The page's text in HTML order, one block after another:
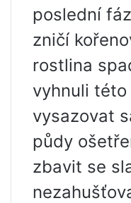
poslední
zničí
rostlina
vyhnuli
vysazovat
půdy
zbavit se